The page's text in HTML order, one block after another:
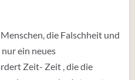
die Falschheit und
ein neues
Zeit- Zeit , die die